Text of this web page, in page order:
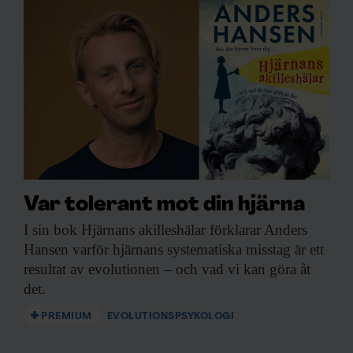
Var tolerant mot din hjärna
I sin bok Hjärnans akilleshälar förklarar Anders
Hansen varför hjärnans systematiska misstag är ett
resultat av evolutionen – och vad vi kan göra åt
det.
PREMIUM EVOLUTIONSPSYKOLOGI